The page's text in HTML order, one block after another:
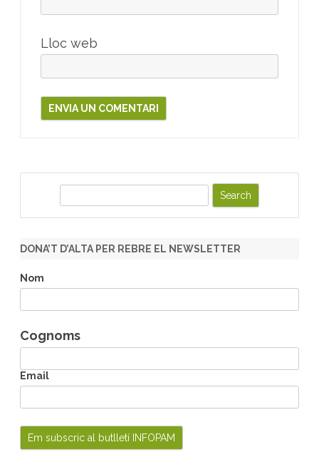
Lloc web
r
h
DONA’T D’ALTA PER REBRE EL NEWSLETTER
Nom
Cognoms
Email